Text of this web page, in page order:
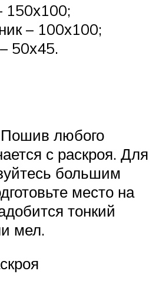
150х100;
– 100х100;
50х45.
любого
с раскроя. Для
большим
место на
тонкий
мел.